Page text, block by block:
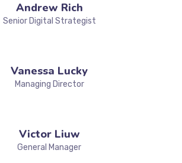
Andrew Rich
Senior Digital Strategist
Vanessa Lucky
Managing Director
Victor Liuw
General Manager